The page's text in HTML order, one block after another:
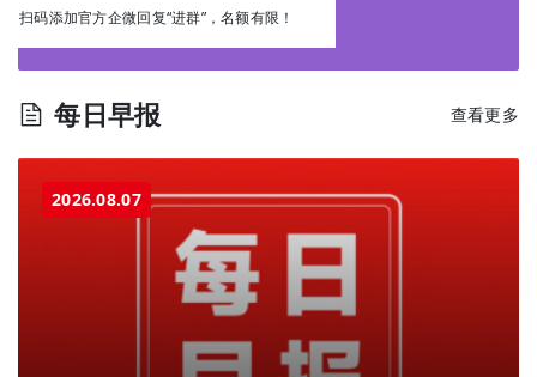
扫码添加官方企微回复“进群”，名额有限！
每日早报 查看更多
2026.08.07